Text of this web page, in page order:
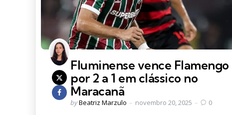
Fluminense vence Flamengo
por 2 a 1 em clássico no
Maracanã
Posted
byBeatriz Marzulo novembro 20, 2025 0